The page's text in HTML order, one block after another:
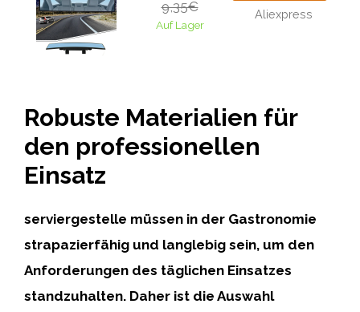
9,35€
Auf Lager
Aliexpress
Robuste Materialien für
den professionellen
Einsatz
serviergestelle müssen in der Gastronomie
strapazierfähig und langlebig sein, um den
Anforderungen des täglichen Einsatzes
standzuhalten. Daher ist die Auswahl